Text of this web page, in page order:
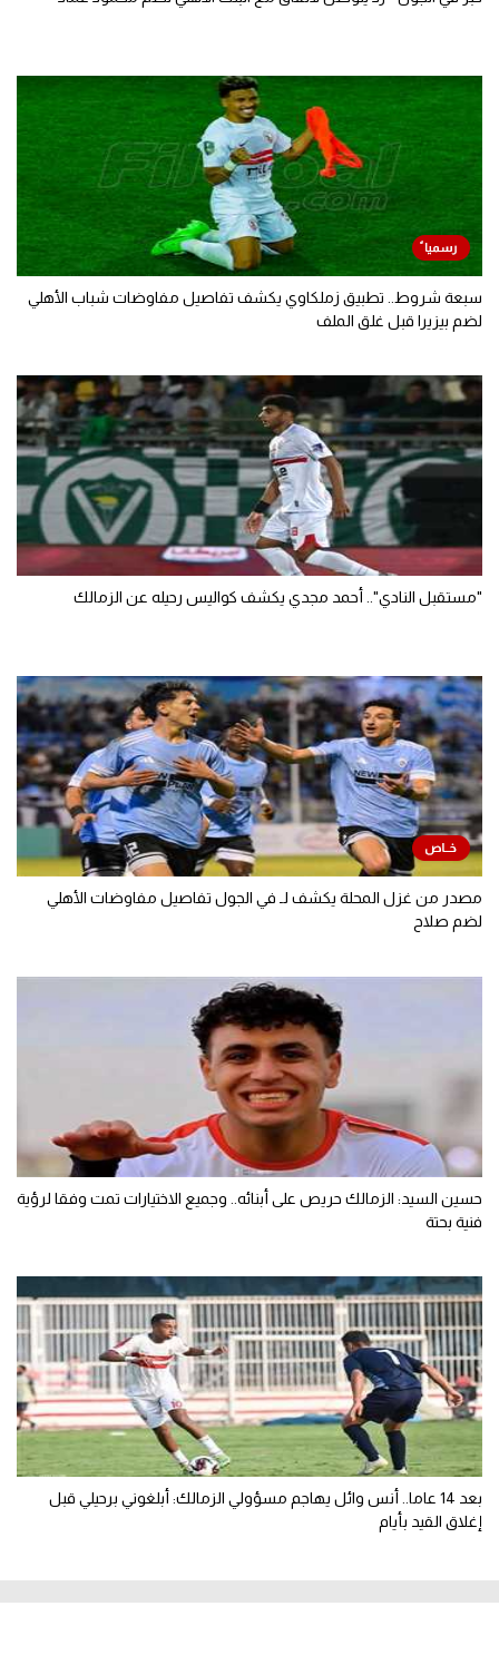
سبعة شروط.. تطبيق زملكاوي يكشف تفاصيل مفاوضات شباب الأهلي
لضم بيزيرا قبل غلق الملف
"مستقبل النادي".. أحمد مجدي يكشف كواليس رحيله عن الزمالك
مصدر من غزل المحلة يكشف لـ في الجول تفاصيل مفاوضات الأهلي
لضم صلاح
حسين السيد: الزمالك حريص على أبنائه.. وجميع الاختيارات تمت وفقا لرؤية
فنية بحتة
بعد 14 عاما.. أنس وائل يهاجم مسؤولي الزمالك: أبلغوني برحيلي قبل
إغلاق القيد بأيام